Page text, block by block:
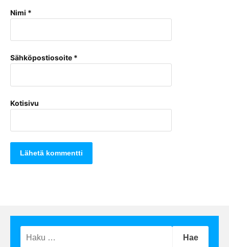
Nimi *
Sähköpostiosoite *
Kotisivu